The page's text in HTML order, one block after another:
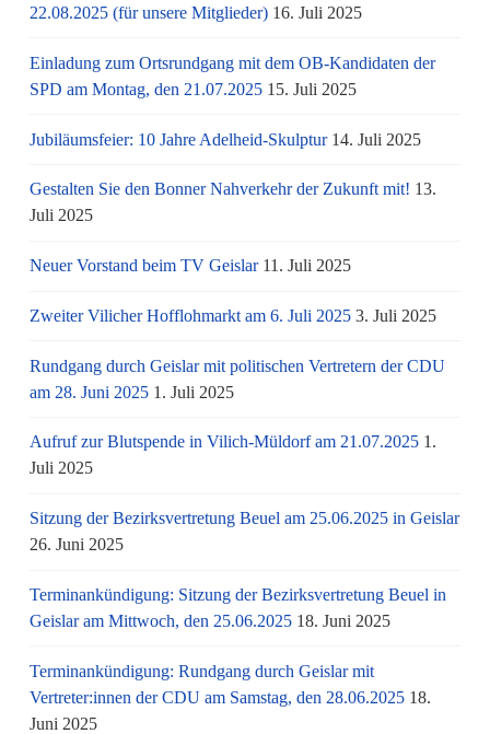
22.08.2025 (für unsere Mitglieder) 16. Juli 2025
Einladung zum Ortsrundgang mit dem OB-Kandidaten der
SPD am Montag, den 21.07.2025 15. Juli 2025
Jubiläumsfeier: 10 Jahre Adelheid-Skulptur 14. Juli 2025
Gestalten Sie den Bonner Nahverkehr der Zukunft mit! 13.
Juli 2025
Neuer Vorstand beim TV Geislar 11. Juli 2025
Zweiter Vilicher Hofflohmarkt am 6. Juli 2025 3. Juli 2025
Rundgang durch Geislar mit politischen Vertretern der CDU
am 28. Juni 2025 1. Juli 2025
Aufruf zur Blutspende in Vilich-Müldorf am 21.07.2025 1.
Juli 2025
Sitzung der Bezirksvertretung Beuel am 25.06.2025 in Geislar
26. Juni 2025
Terminankündigung: Sitzung der Bezirksvertretung Beuel in
Geislar am Mittwoch, den 25.06.2025 18. Juni 2025
Terminankündigung: Rundgang durch Geislar mit
Vertreter:innen der CDU am Samstag, den 28.06.2025 18.
Juni 2025